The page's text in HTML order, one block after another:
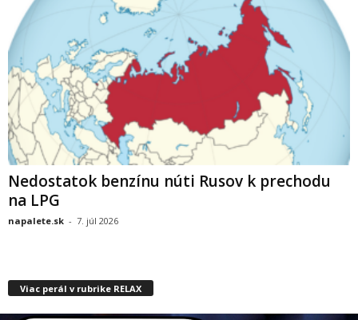
Nedostatok benzínu núti Rusov k prechodu
na LPG
napalete.sk - 7. júl 2026
Viac perál v rubrike RELAX